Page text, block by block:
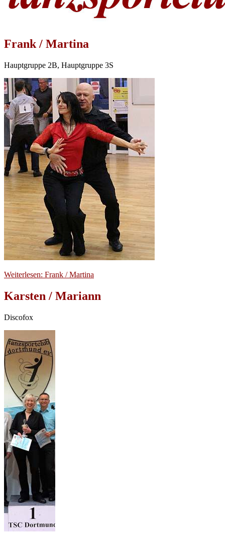
Frank / Martina
Hauptgruppe 2B, Hauptgruppe 3S
Weiterlesen: Frank / Martina
Karsten / Mariann
Discofox